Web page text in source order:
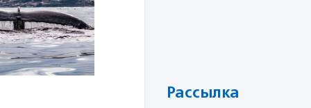
Рассылка